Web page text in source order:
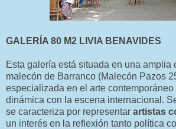
GALERÍA 80 M2 LIVIA BENAVIDES
Esta galería está situada en una amplia
malecón de Barranco (Malecón Pazos
especializada en el arte contemporáneo
dinámica con la escena internacional.
se caracteriza por representar artistas
un interés en la reflexión tanto política